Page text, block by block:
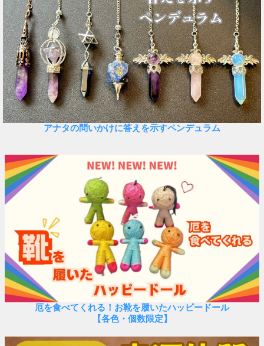
アナタの問いかけに答えを示すペンデュラム
厄を食べてくれる！お靴を履いたハッピードール
【各色・個数限定】